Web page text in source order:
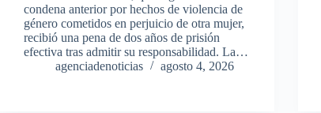
condena anterior por hechos de violencia de
género cometidos en perjuicio de otra mujer,
recibió una pena de dos años de prisión
efectiva tras admitir su responsabilidad. La…
agenciadenoticias
agosto 4, 2026